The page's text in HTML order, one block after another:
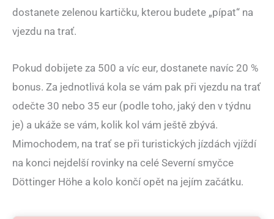
dostanete zelenou kartičku, kterou budete „pípat“ na
vjezdu na trať.
Pokud dobijete za 500 a víc eur, dostanete navíc 20 %
bonus. Za jednotlivá kola se vám pak při vjezdu na trať
odečte 30 nebo 35 eur (podle toho, jaký den v týdnu
je) a ukáže se vám, kolik kol vám ještě zbývá.
Mimochodem, na trať se při turistických jízdách vjíždí
na konci nejdelší rovinky na celé Severní smyčce
Döttinger Höhe a kolo končí opět na jejím začátku.